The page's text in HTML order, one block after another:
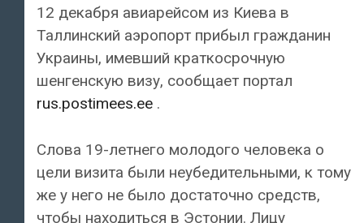
12 декабря авиарейсом из Киева в
Таллинский аэропорт прибыл гражданин
Украины, имевший краткосрочную
шенгенскую визу, сообщает портал
rus.postimees.ee .
Слова 19-летнего молодого человека о
цели визита были неубедительными, к тому
же у него не было достаточно средств,
чтобы находиться в Эстонии. Лицу